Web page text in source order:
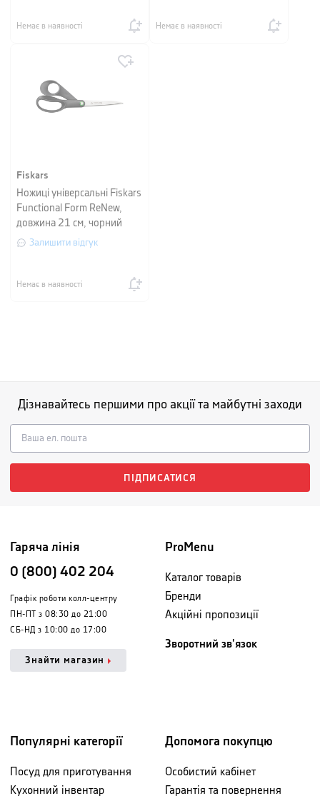
Немає в наявності Немає в наявності
Fiskars
Ножиці універсальні Fiskars
Functional Form ReNew,
довжина 21 см, чорний
Залишити відгук
Немає в наявності
Дізнавайтесь першими про акції та майбутні заходи
ПІДПИСАТИСЯ
Гаряча лінія
0 (800) 402 204
Графік роботи колл-центру
ПН-ПТ з 08:30 до 21:00
СБ-НД з 10:00 до 17:00
Знайти магазин
ProMenu
Каталог товарів
Бренди
Акційні пропозиції
Зворотний зв'язок
Популярні категорії
Посуд для приготування
Кухонний інвентар
Допомога покупцю
Особистий кабінет
Гарантія та повернення